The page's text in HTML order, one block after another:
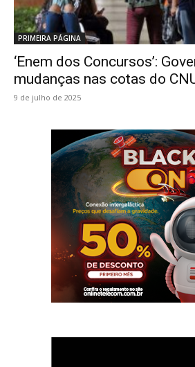
PRIMEIRA PÁGINA
‘Enem dos Concursos’:
mudanças nas cotas do
9 de julho de 2025